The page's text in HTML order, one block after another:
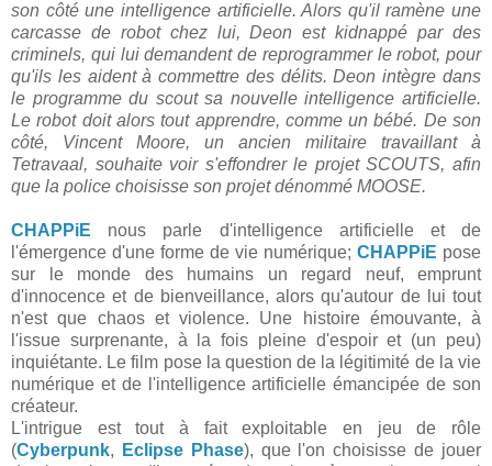
son côté une intelligence artificielle. Alors qu'il ramène une
carcasse de robot chez lui, Deon est kidnappé par des
criminels, qui lui demandent de reprogrammer le robot, pour
qu'ils les aident à commettre des délits. Deon intègre dans
le programme du scout sa nouvelle intelligence artificielle.
Le robot doit alors tout apprendre, comme un bébé. De son
côté, Vincent Moore, un ancien militaire travaillant à
Tetravaal, souhaite voir s'effondrer le projet SCOUTS, afin
que la police choisisse son projet dénommé MOOSE.
CHAPPiE nous parle d'intelligence artificielle et de
l'émergence d'une forme de vie numérique; CHAPPiE pose
sur le monde des humains un regard neuf, emprunt
d'innocence et de bienveillance, alors qu'autour de lui tout
n'est que chaos et violence. Une histoire émouvante, à
l'issue surprenante, à la fois pleine d'espoir et (un peu)
inquiétante. Le film pose la question de la légitimité de la vie
numérique et de l'intelligence artificielle émancipée de son
créateur.
L'intrigue est tout à fait exploitable en jeu de rôle
(Cyberpunk, Eclipse Phase), que l'on choisisse de jouer